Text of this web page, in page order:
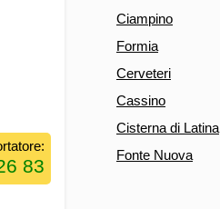
Ciampino
Formia
Cerveteri
Cassino
Cisterna di Latina
Fonte Nuova